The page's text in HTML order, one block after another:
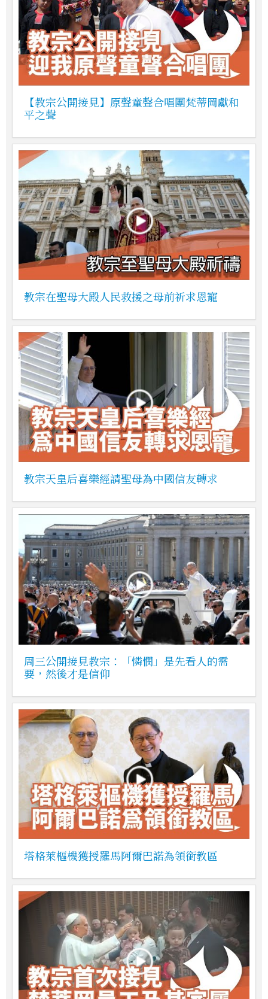
【教宗公開接見】原聲童聲合唱團梵蒂岡獻和
平之聲
教宗在聖母大殿人民救援之母前祈求恩寵
教宗天皇后喜樂經請聖母為中國信友轉求
周三公開接見教宗：「憐憫」是先看人的需
要，然後才是信仰
塔格萊樞機獲授羅馬阿爾巴諾為領銜教區